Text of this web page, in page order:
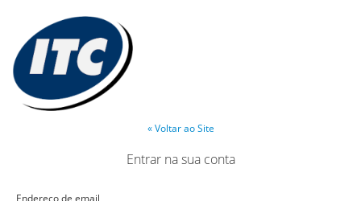
« Voltar ao Site
Entrar na sua conta
Endereço de email